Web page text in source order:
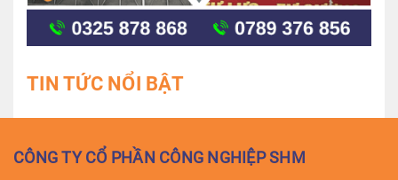
TIN TỨC NỔI BẬT
CÔNG TY CỔ PHẦN CÔNG NGHIỆP SHM